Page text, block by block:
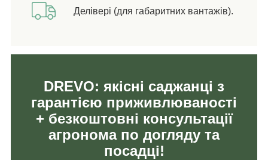
Делівері (для габаритних вантажів).
DREVO: якісні саджанці з
гарантією приживлюваності
+ безкоштовні консультації
агронома по догляду та
посадці!